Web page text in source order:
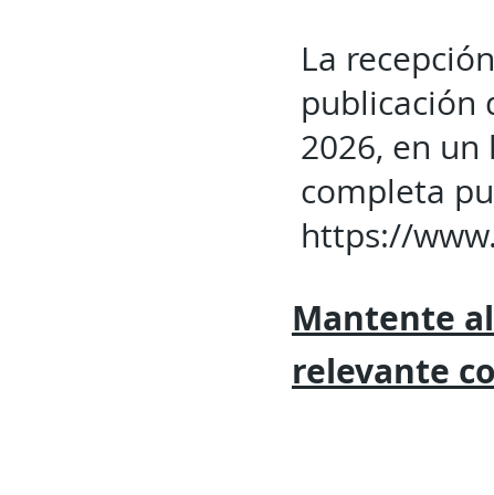
La
publicación
2026, en un
completa
https://
Mantente
relevante